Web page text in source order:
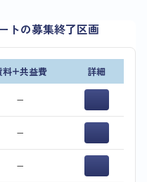
トの募集終了区画
料+共益費 詳細
−
−
−